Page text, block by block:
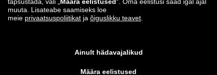
Leiad meid ka siit
*Võrreldes soovitusliku jaehinnaga.